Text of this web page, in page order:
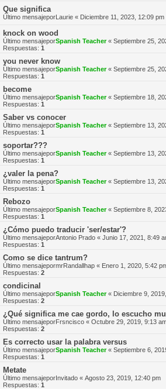
Que significa
Último mensajeporLaurie « Diciembre 11, 2023, 12:09 pm
knock on wood
Último mensajeporSpanish Teacher« Septiembre 25,
Respuestas: 1
you never know
Último mensajeporSpanish Teacher« Septiembre 25,
Respuestas: 1
become
Último mensajeporSpanish Teacher« Septiembre 18,
Respuestas: 1
Saber vs conocer
Último mensajeporSpanish Teacher« Septiembre 13,
Respuestas: 1
soportar???
Último mensajeporSpanish Teacher« Septiembre 13,
Respuestas: 1
¿valer la pena?
Último mensajeporSpanish Teacher« Septiembre 13,
Respuestas: 1
Rebozo
Último mensajeporSpanish Teacher« Septiembre 8,
Respuestas: 1
¿Cómo puedo traducir 'ser/estar'?
Último mensajeporAntonio Prado « Junio 17, 2021, 8:49
Respuestas: 1
Como se dice tantrum?
Último mensajepormrRandallhap « Enero 1, 2020, 5:42
Respuestas: 2
condicinal
Último mensajeporSpanish Teacher« Diciembre 9,
Respuestas: 2
¿Qué significa me cae gordo, lo escucho
Último mensajeporFrsncisco « Octubre 29, 2019, 9:13
Respuestas: 2
Es correcto usar la palabra versus
Último mensajeporSpanish Teacher« Septiembre 6,
Respuestas: 1
Metate
Último mensajeporInvitado « Agosto 23, 2019, 12:40 pm
Respuestas: 1